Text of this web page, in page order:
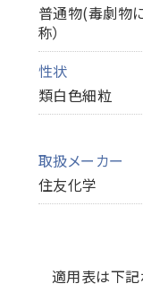
普通物(毒劇物
称）
性状
類白色細粒
取扱メーカー
住友化学
適用表は下記